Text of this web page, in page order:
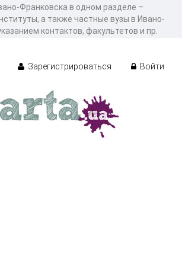
Франковска в одном разделе –
а также частные вузы в Ивано-
контактов, факультетов и пр.
Зарегистрироваться Войти